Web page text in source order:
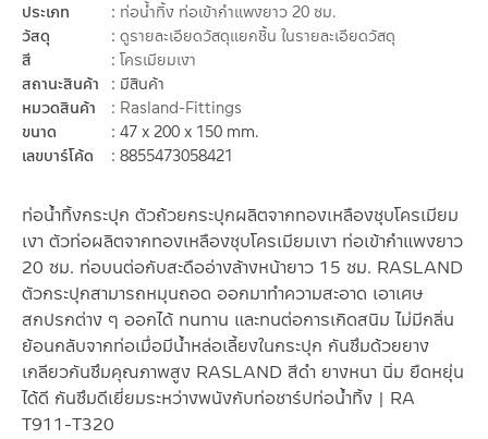
ท่อน้ำทิ้งกระปุก ตัวถ้วยกระปุกผลิตจากทองเหลืองชุบโครเมียม
เงา ตัวท่อผลิตจากทองเหลืองชุบโครเมียมเงา ท่อเข้ากำแพงยาว
20 ซม. ท่อบนต่อกับสะดืออ่างล้างหน้ายาว 15 ซม. RASLAND
ตัวกระปุกสามารถหมุนถอด ออกมาทำความสะอาด เอาเศษ
สกปรกต่าง ๆ ออกได้ ทนทาน และทนต่อการเกิดสนิม ไม่มีกลิ่น
ย้อนกลับจากท่อเมื่อมีน้ำหล่อเลี้ยงในกระปุก กันซึมด้วยยาง
เกลียวกันซึมคุณภาพสูง RASLAND สีดำ ยางหนา นิ่ม ยืดหยุ่น
ได้ดี กันซึมดีเยี่ยมระหว่างพนังกับท่อชาร์ปท่อน้ำทิ้ง | RA
T911-T320
ประเภท
ท่อน้ำทิ้ง ท่อเข้ากำแพงยาว 20 ซม.
วัสดุ
ดูรายละเอียดวัสดุแยกชิ้น ในรายละเอียดวัสดุ
สี
โครเมียมเงา
สถานะสินค้า
มีสินค้า
หมวดสินค้า
Rasland-Fittings
ขนาด
47 x 200 x 150 mm.
เลขบาร์โค้ด
8855473058421